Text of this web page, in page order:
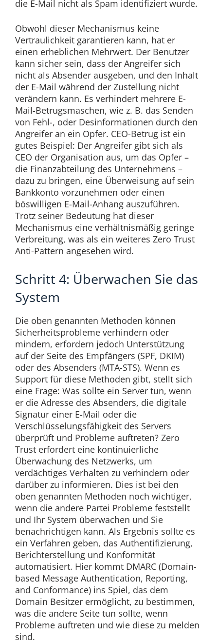
die E-Mail nicht als Spam identifiziert wurde.
Obwohl dieser Mechanismus keine
Vertraulichkeit garantieren kann, hat er
einen erheblichen Mehrwert. Der Benutzer
kann sicher sein, dass der Angreifer sich
nicht als Absender ausgeben, und den Inhalt
der E-Mail während der Zustellung nicht
verändern kann. Es verhindert mehrere E-
Mail-Betrugsmaschen, wie z. B. das Senden
von Fehl-, oder Desinformationen durch den
Angreifer an ein Opfer. CEO-Betrug ist ein
gutes Beispiel: Der Angreifer gibt sich als
CEO der Organisation aus, um das Opfer –
die Finanzabteilung des Unternehmens –
dazu zu bringen, eine Überweisung auf sein
Bankkonto vorzunehmen oder einen
böswilligen E-Mail-Anhang auszuführen.
Trotz seiner Bedeutung hat dieser
Mechanismus eine verhältnismäßig geringe
Verbreitung, was als ein weiteres Zero Trust
Anti-Pattern angesehen wird.
Schritt 4: Überwachen Sie das
System
Die oben genannten Methoden können
Sicherheitsprobleme verhindern oder
mindern, erfordern jedoch Unterstützung
auf der Seite des Empfängers (SPF, DKIM)
oder des Absenders (MTA-STS). Wenn es
Support für diese Methoden gibt, stellt sich
eine Frage: Was sollte ein Server tun, wenn
er die Adresse des Absenders, die digitale
Signatur einer E-Mail oder die
Verschlüsselungsfähigkeit des Servers
überprüft und Probleme auftreten? Zero
Trust erfordert eine kontinuierliche
Überwachung des Netzwerks, um
verdächtiges Verhalten zu verhindern oder
darüber zu informieren. Dies ist bei den
oben genannten Methoden noch wichtiger,
wenn die andere Partei Probleme feststellt
und Ihr System überwachen und Sie
benachrichtigen kann. Als Ergebnis sollte es
ein Verfahren geben, das Authentifizierung,
Berichterstellung und Konformität
automatisiert. Hier kommt DMARC (Domain-
based Message Authentication, Reporting,
and Conformance) ins Spiel, das dem
Domain Besitzer ermöglicht, zu bestimmen,
was die andere Seite tun sollte, wenn
Probleme auftreten und wie diese zu melden
sind.